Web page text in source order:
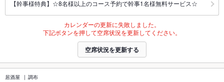
【幹事様特典】☆8名様以上のコース予約で幹事1名様無料サービス☆
カレンダーの更新に失敗しました。
下記ボタンを押して空席状況を更新してください。
空席状況を更新する
居酒屋 調布